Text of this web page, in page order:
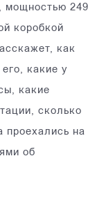
мощностью 249
коробкой
как
какие у
какие
сколько
проехались на
об